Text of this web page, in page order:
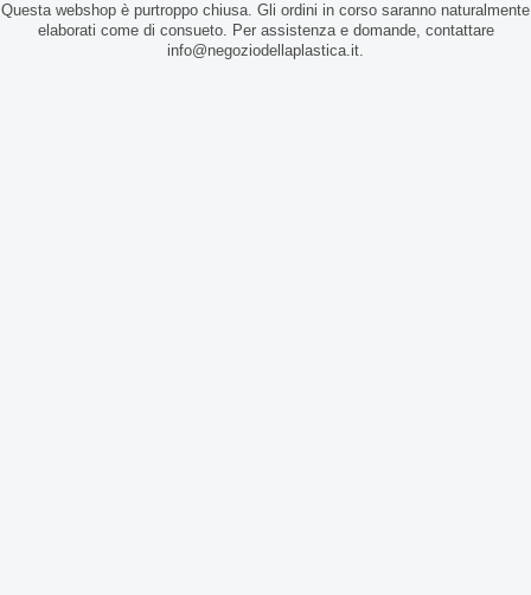
Questa webshop è purtroppo chiusa. Gli ordini in corso saranno naturalmente
elaborati come di consueto. Per assistenza e domande, contattare
info@negoziodellaplastica.it.